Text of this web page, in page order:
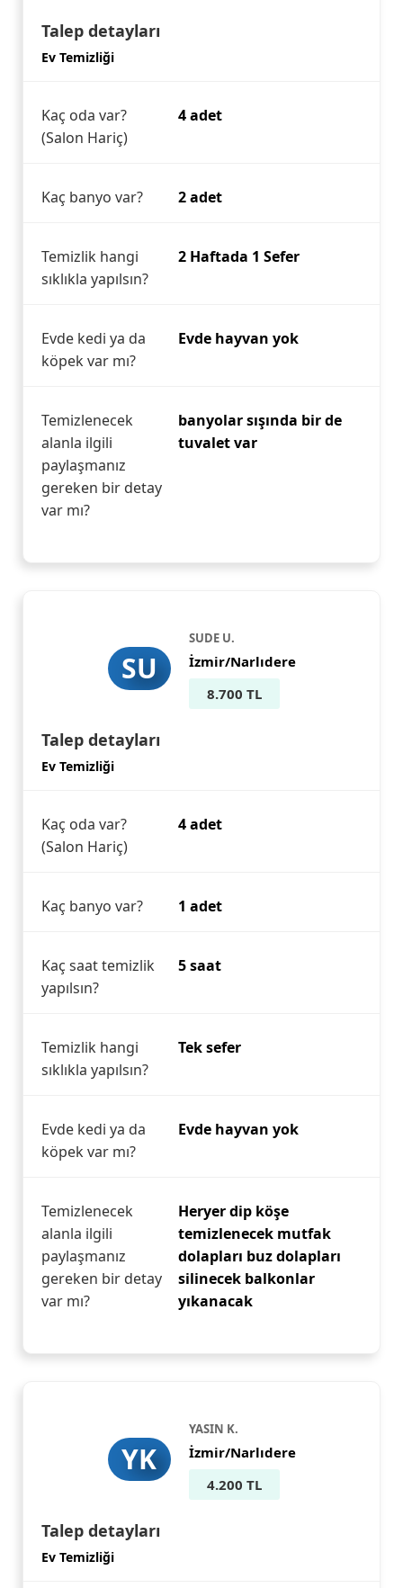
Talep detayları
Ev Temizliği
Kaç oda var?
(Salon Hariç)
4 adet
Kaç banyo var? 2 adet
Temizlik hangi
sıklıkla yapılsın?
2 Haftada 1 Sefer
Evde kedi ya da
köpek var mı?
Evde hayvan yok
Temizlenecek
alanla ilgili
paylaşmanız
gereken bir detay
var mı?
banyolar sışında bir de
tuvalet var
SU
SUDE U.
İzmir/Narlıdere
8.700 TL
Talep detayları
Ev Temizliği
Kaç oda var?
(Salon Hariç)
4 adet
Kaç banyo var? 1 adet
Kaç saat temizlik
yapılsın?
5 saat
Temizlik hangi
sıklıkla yapılsın?
Tek sefer
Evde kedi ya da
köpek var mı?
Evde hayvan yok
Temizlenecek
alanla ilgili
paylaşmanız
gereken bir detay
var mı?
Heryer dip köşe
temizlenecek mutfak
dolapları buz dolapları
silinecek balkonlar
yıkanacak
YK
YASIN K.
İzmir/Narlıdere
4.200 TL
Talep detayları
Ev Temizliği